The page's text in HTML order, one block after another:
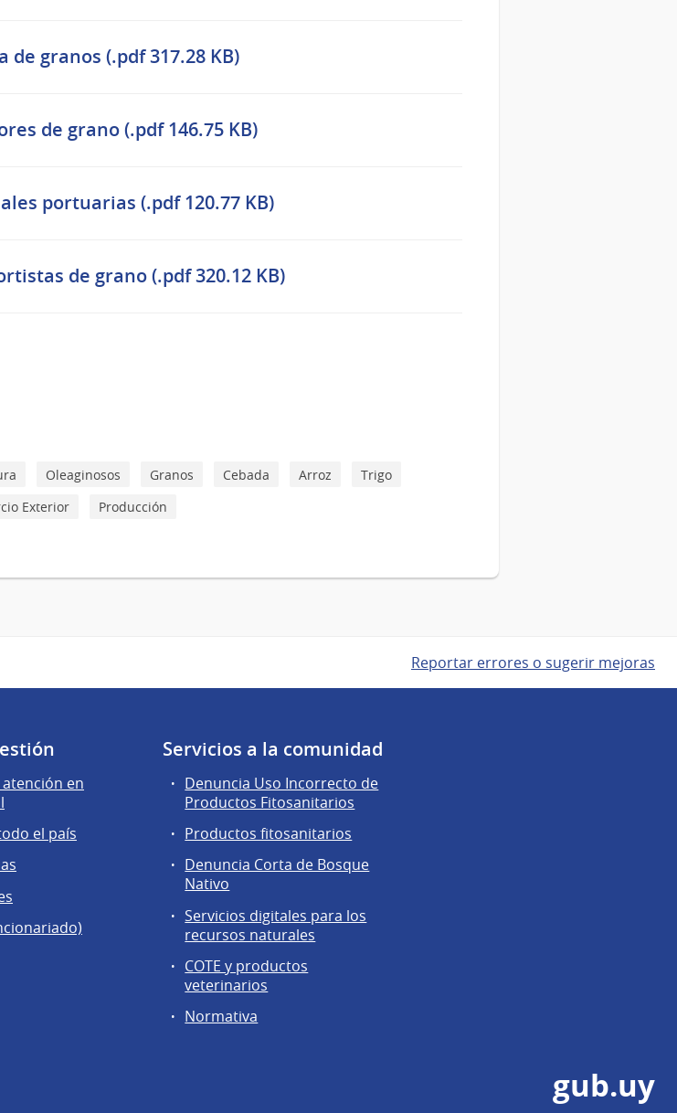
granos (.pdf 317.28 KB)
de grano (.pdf 146.75 KB)
portuarias (.pdf 120.77 KB)
de grano (.pdf 320.12 KB)
Oleaginosos Granos Cebada Arroz
Trigo
Exterior Producción
Reportar errores o sugerir mejoras
en
el país
Servicios a la comunidad
Denuncia Uso Incorrecto de
Productos Fitosanitarios
Productos fitosanitarios
Denuncia Corta de Bosque
Nativo
Servicios digitales para los
recursos naturales
COTE y productos
veterinarios
Normativa
gub.uy